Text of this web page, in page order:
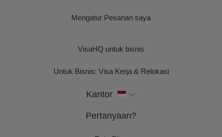
Mengatur Pesanan saya
VisaHQ untuk bisnis
Untuk Bisnis: Visa Kerja & Relokasi
Kantor
Pertanyaan?